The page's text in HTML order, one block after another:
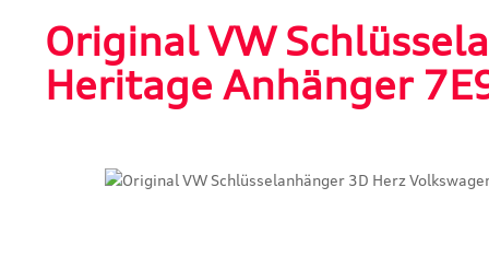
Original VW
Heritage Anhänger
Bildergalerie überspringen